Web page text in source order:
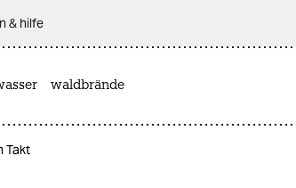
& hilfe
waldbrände
Takt